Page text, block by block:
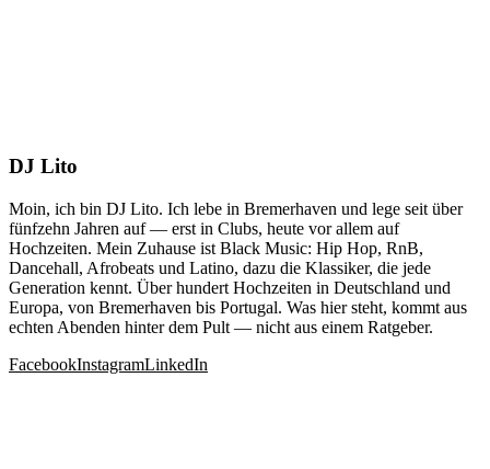
DJ Lito
Moin, ich bin DJ Lito. Ich lebe in Bremerhaven und lege seit über
fünfzehn Jahren auf — erst in Clubs, heute vor allem auf
Hochzeiten. Mein Zuhause ist Black Music: Hip Hop, RnB,
Dancehall, Afrobeats und Latino, dazu die Klassiker, die jede
Generation kennt. Über hundert Hochzeiten in Deutschland und
Europa, von Bremerhaven bis Portugal. Was hier steht, kommt aus
echten Abenden hinter dem Pult — nicht aus einem Ratgeber.
FacebookInstagramLinkedIn